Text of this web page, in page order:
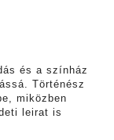
és a színház
Történész
miközben
leirat is